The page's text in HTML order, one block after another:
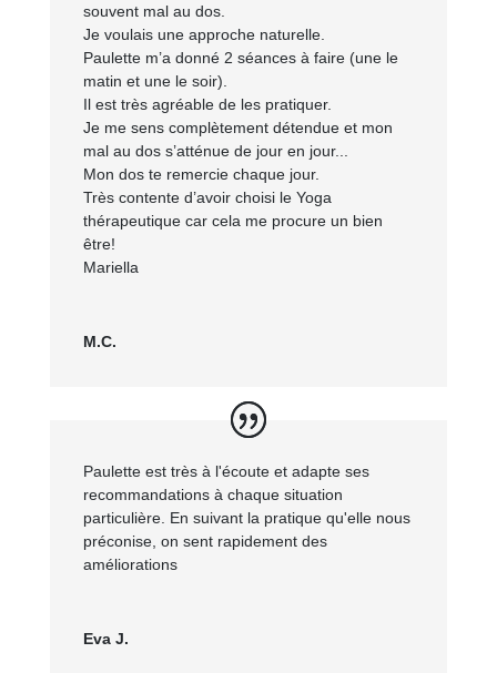
souvent mal au dos.
Je voulais une approche naturelle.
Paulette m’a donné 2 séances à faire (une le
matin et une le soir).
Il est très agréable de les pratiquer.
Je me sens complètement détendue et mon
mal au dos s’atténue de jour en jour...
Mon dos te remercie chaque jour.
Très contente d’avoir choisi le Yoga
thérapeutique car cela me procure un bien
être!
Mariella
M.C.
Paulette est très à l'écoute et adapte ses
recommandations à chaque situation
particulière. En suivant la pratique qu'elle nous
préconise, on sent rapidement des
améliorations
Eva J.